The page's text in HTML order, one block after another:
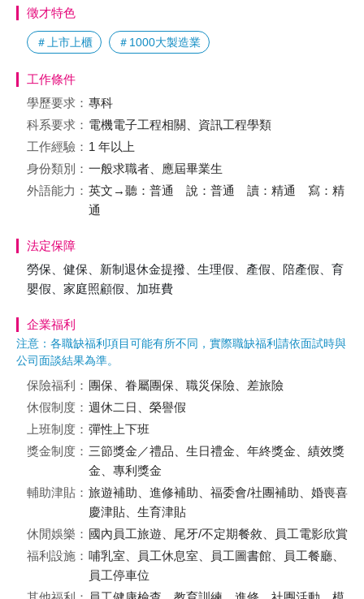
徵才特色
＃上市上櫃 ＃1000大製造業
工作條件
學歷要求： 專科
科系要求： 電機電子工程相關、資訊工程學類
工作經驗： 1 年以上
身份類別： 一般求職者、應屆畢業生
外語能力： 英文→聽：普通 說：普通 讀：精通 寫：精
通
法定保障
勞保、健保、新制退休金提撥、生理假、產假、陪產假、育
嬰假、家庭照顧假、加班費
企業福利
注意：各職缺福利項目可能有所不同，實際職缺福利請依面試時與
公司面談結果為準。
保險福利： 團保、眷屬團保、職災保險、差旅險
休假制度： 週休二日、榮譽假
上班制度： 彈性上下班
獎金制度： 三節獎金／禮品、生日禮金、年終獎金、績效獎
金、專利獎金
輔助津貼： 旅遊補助、進修補助、福委會/社團補助、婚喪喜
慶津貼、生育津貼
休閒娛樂： 國內員工旅遊、尾牙/不定期餐敘、員工電影欣賞
福利設施： 哺乳室、員工休息室、員工圖書館、員工餐廳、
員工停車位